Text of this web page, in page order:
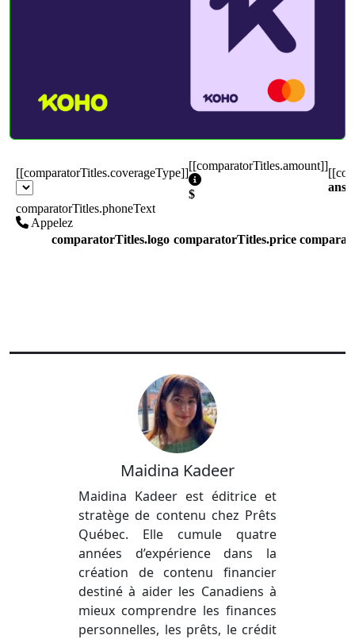
Maidina Kadeer
Maidina Kadeer est éditrice et
stratège de contenu chez Prêts
Québec. Elle cumule quatre
années d’expérience dans la
création de contenu financier
destiné à aider les Canadiens à
mieux comprendre les finances
personnelles, les prêts, le crédit